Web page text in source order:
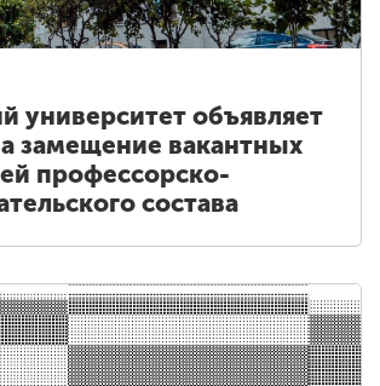
университет объявляет
замещение вакантных
профессорско-
состава